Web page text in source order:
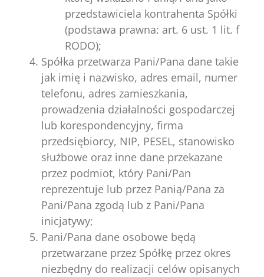
przedstawiciela kontrahenta Spółki
(podstawa prawna: art. 6 ust. 1 lit. f
RODO);
Spółka przetwarza Pani/Pana dane takie
jak imię i nazwisko, adres email, numer
telefonu, adres zamieszkania,
prowadzenia działalności gospodarczej
lub korespondencyjny, firma
przedsiębiorcy, NIP, PESEL, stanowisko
służbowe oraz inne dane przekazane
przez podmiot, który Pani/Pan
reprezentuje lub przez Panią/Pana za
Pani/Pana zgodą lub z Pani/Pana
inicjatywy;
Pani/Pana dane osobowe będą
przetwarzane przez Spółkę przez okres
niezbędny do realizacji celów opisanych